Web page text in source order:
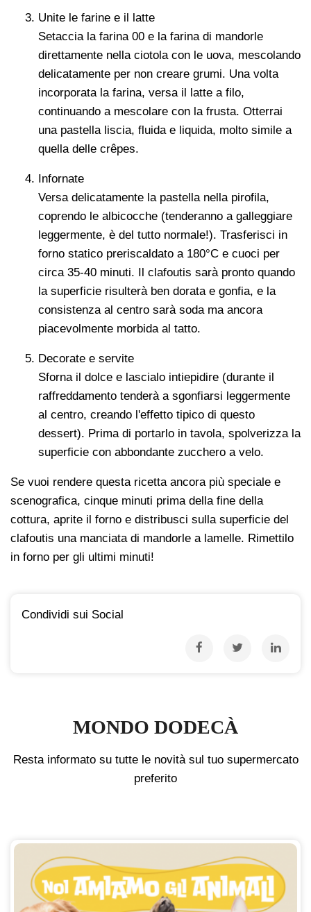
Unite le farine e il latte
Setaccia la farina 00 e la farina di mandorle
direttamente nella ciotola con le uova, mescolando
delicatamente per non creare grumi. Una volta
incorporata la farina, versa il latte a filo,
continuando a mescolare con la frusta. Otterrai
una pastella liscia, fluida e liquida, molto simile a
quella delle crêpes.
Infornate
Versa delicatamente la pastella nella pirofila,
coprendo le albicocche (tenderanno a galleggiare
leggermente, è del tutto normale!). Trasferisci in
forno statico preriscaldato a 180°C e cuoci per
circa 35-40 minuti. Il clafoutis sarà pronto quando
la superficie risulterà ben dorata e gonfia, e la
consistenza al centro sarà soda ma ancora
piacevolmente morbida al tatto.
Decorate e servite
Sforna il dolce e lascialo intiepidire (durante il
raffreddamento tenderà a sgonfiarsi leggermente
al centro, creando l'effetto tipico di questo
dessert). Prima di portarlo in tavola, spolverizza la
superficie con abbondante zucchero a velo.
Se vuoi rendere questa ricetta ancora più speciale e
scenografica, cinque minuti prima della fine della
cottura, aprite il forno e distribusci sulla superficie del
clafoutis una manciata di mandorle a lamelle. Rimettilo
in forno per gli ultimi minuti!
Condividi sui Social
MONDO DODECÀ
Resta informato su tutte le novità sul tuo supermercato
preferito